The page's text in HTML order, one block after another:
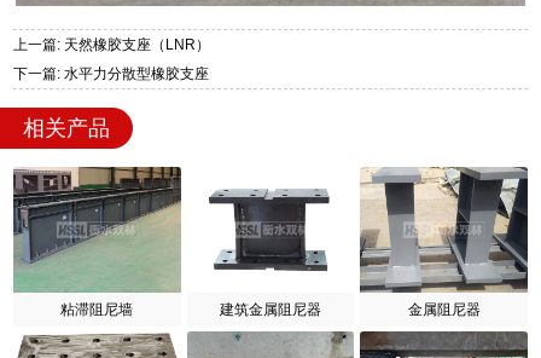
上一篇: 天然橡胶支座（LNR）
下一篇: 水平力分散型橡胶支座
相关产品
粘滞阻尼墙 建筑金属阻尼器 金属阻尼器